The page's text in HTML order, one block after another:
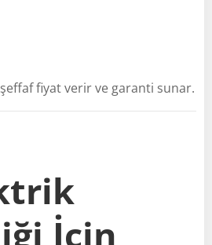
fiyat verir ve garanti sunar.
İçin